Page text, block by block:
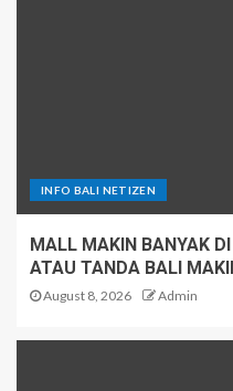
INFO BALI NETIZEN
MALL MAKIN BANYAK
ATAU TANDA BALI
August 8, 2026 Admin